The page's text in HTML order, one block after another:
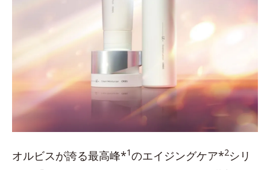
オルビスが誇る最高峰*1のエイジングケア*2シリ